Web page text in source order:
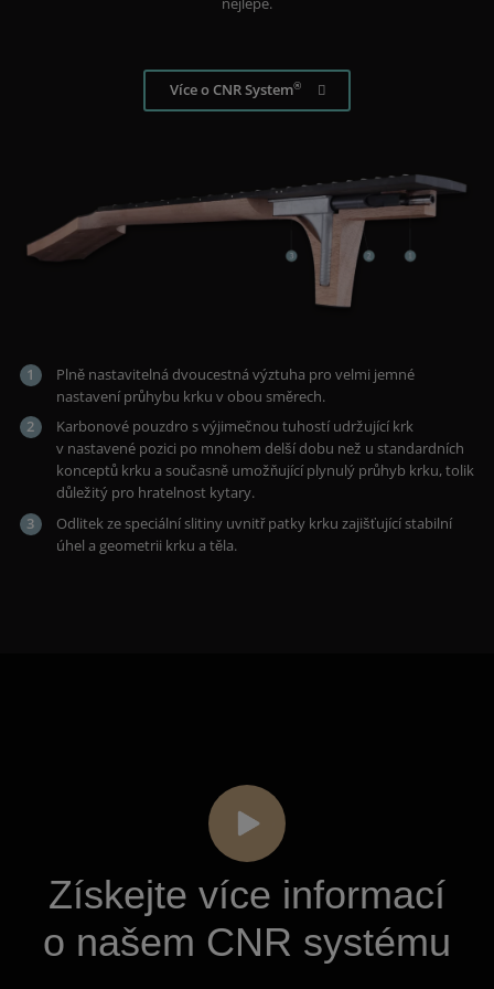
Více o CNR System®
Plně nastavitelná dvoucestná výztuha pro velmi jemné
nastavení průhybu krku v obou směrech.
Karbonové pouzdro s výjimečnou tuhostí udržující krk
v nastavené pozici po mnohem delší dobu než u standardních
konceptů krku a současně umožňující plynulý průhyb krku, tolik
důležitý pro hratelnost kytary.
Odlitek ze speciální slitiny uvnitř patky krku zajišťující stabilní
úhel a geometrii krku a těla.
Získejte více informací
o našem CNR systému